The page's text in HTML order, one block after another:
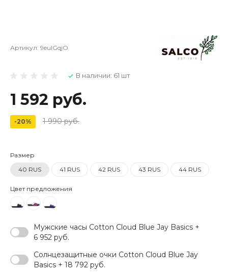
Артикул: 9eulGqjO
В наличии: 61 шт
1 592 руб.
-20% 1 990 руб.
Размер
40 RUS
41 RUS 42 RUS 43 RUS 44 RUS
Цвет предложения
Мужские часы Cotton Cloud Blue Jay Basics +
6 952 руб.
Солнцезащитные очки Cotton Cloud Blue Jay
Basics + 18 792 руб.